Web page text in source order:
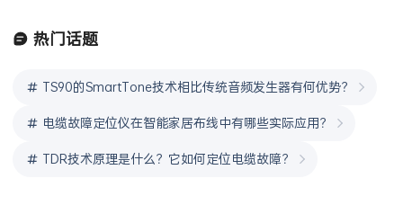
热门话题
TS90的SmartTone技术相比传统音频发生器有何优势？
电缆故障定位仪在智能家居布线中有哪些实际应用？
TDR技术原理是什么？它如何定位电缆故障？